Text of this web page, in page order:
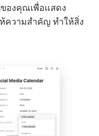
องคุณเพื่อแสดง
ความสำคัญ ทำให้สิ่ง